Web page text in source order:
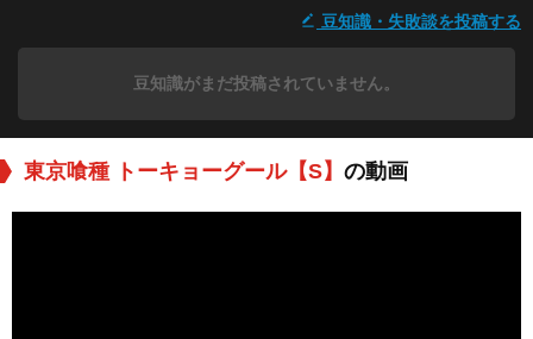
豆知識・失敗談を投稿する
豆知識がまだ投稿されていません。
東京喰種 トーキョーグール【S】 の動画